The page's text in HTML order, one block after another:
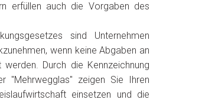
erfüllen auch die Vorgaben des
sind Unternehmen
wenn keine Abgaben an
Durch die Kennzeichnung
"Mehrwegglas" zeigen Sie Ihren
einsetzen und die